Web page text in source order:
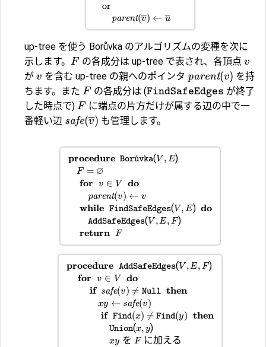
or
parent(v) ← u
up-tree を使う Borůvka のアルゴリズムの変種を次に
示します。 F の各成分は up-tree で表され、各頂点 v
が v を含む up-tree の親へのポインタ parent(v) を持
ちます。また F の各成分は (FindSafeEdges が終了
した時点で) F に端点の片方だけが属する辺の中で一
番軽い辺 safe(v) も管理します。
procedure Boru
˚vka( V , E)
F = ∅
for v ∈ V do
parent(v) ← v
while FindSafeEdges( V , E) do
AddSafeEdges( V ,E, F )
return
F
procedure AddSafeEdges( V ,E, F )
for
v ∈ V
do
if safe(v) 
= Null then
xy ← safe(v)
if Find(x) 
= Find(y) then
Union(x, y)
xy を F に加える